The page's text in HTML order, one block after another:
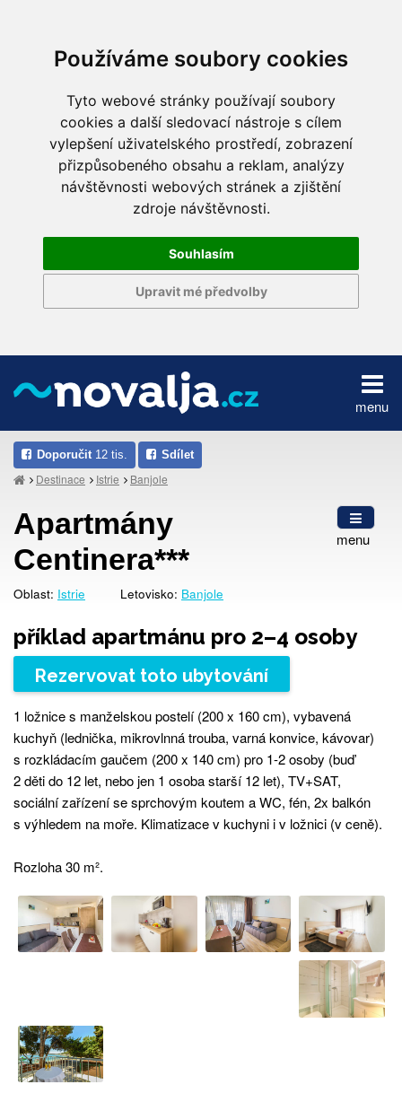
Používáme soubory cookies
Tyto webové stránky používají soubory
cookies a další sledovací nástroje s cílem
vylepšení uživatelského prostředí, zobrazení
přizpůsobeného obsahu a reklam, analýzy
návštěvnosti webových stránek a zjištění
zdroje návštěvnosti.
Souhlasím
Upravit mé předvolby
menu
Doporučit 12 tis. Sdílet
Destinace Istrie Banjole
menu
Apartmány
Centinera***
Oblast: Istrie Letovisko: Banjole
příklad apartmánu pro 2–4 osoby
Rezervovat toto ubytování
1 ložnice s manželskou postelí (200 x 160 cm), vybavená
kuchyň (lednička, mikrovlnná trouba, varná konvice, kávovar)
s rozkládacím gaučem (200 x 140 cm) pro 1-2 osoby (buď
2 děti do 12 let, nebo jen 1 osoba starší 12 let), TV+SAT,
sociální zařízení se sprchovým koutem a WC, fén, 2x balkón
s výhledem na moře. Klimatizace v kuchyni i v ložnici (v ceně).
Rozloha 30 m².